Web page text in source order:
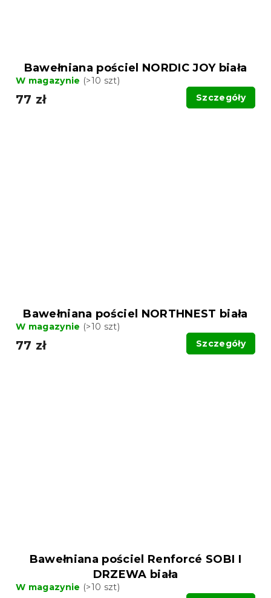
Bawełniana pościel NORDIC JOY biała
W magazynie (>10 szt)
77 zł Szczegóły
Bawełniana pościel NORTHNEST biała
W magazynie (>10 szt)
77 zł Szczegóły
Bawełniana pościel Renforcé SOBI I
DRZEWA biała
W magazynie (>10 szt)